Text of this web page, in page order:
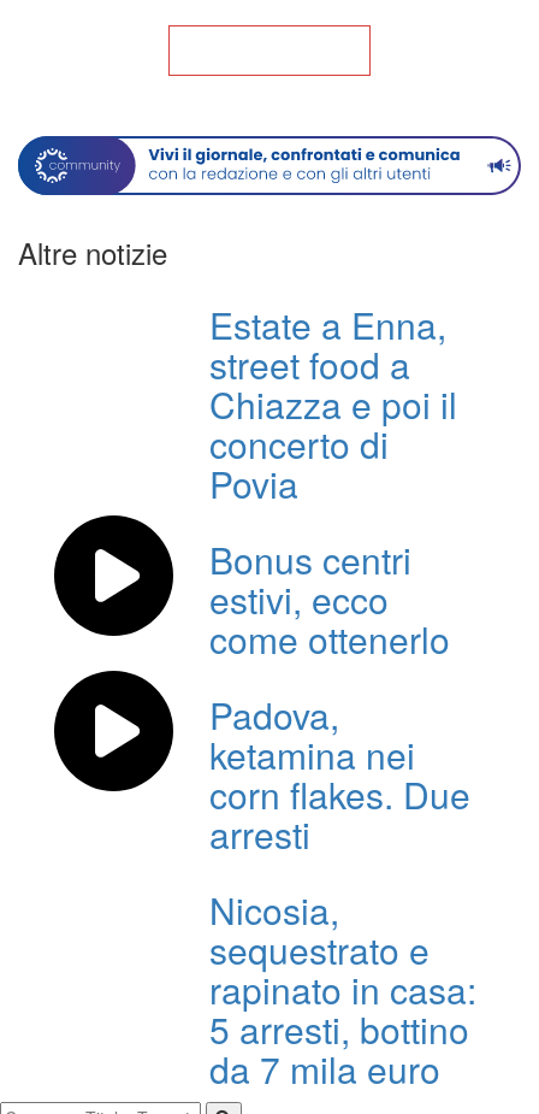
Altre notizie
Estate a Enna,
street food a
Chiazza e poi il
concerto di
Povia
Bonus centri
estivi, ecco
come ottenerlo
Padova,
ketamina nei
corn flakes. Due
arresti
Nicosia,
sequestrato e
rapinato in casa:
5 arresti, bottino
da 7 mila euro